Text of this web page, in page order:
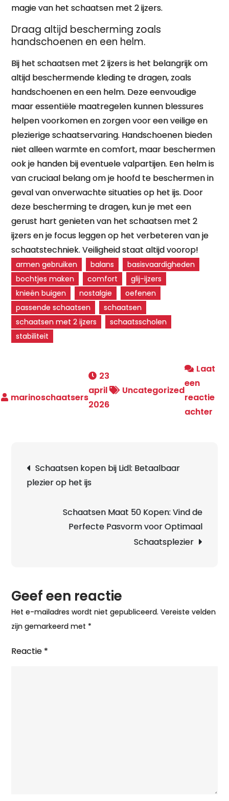
magie van het schaatsen met 2 ijzers.
Draag altijd bescherming zoals
handschoenen en een helm.
Bij het schaatsen met 2 ijzers is het belangrijk om
altijd beschermende kleding te dragen, zoals
handschoenen en een helm. Deze eenvoudige
maar essentiële maatregelen kunnen blessures
helpen voorkomen en zorgen voor een veilige en
plezierige schaatservaring. Handschoenen bieden
niet alleen warmte en comfort, maar beschermen
ook je handen bij eventuele valpartijen. Een helm is
van cruciaal belang om je hoofd te beschermen in
geval van onverwachte situaties op het ijs. Door
deze bescherming te dragen, kun je met een
gerust hart genieten van het schaatsen met 2
ijzers en je focus leggen op het verbeteren van je
schaatstechniek. Veiligheid staat altijd voorop!
armen gebruiken balans
basisvaardigheden
bochtjes maken
comfort
glij-ijzers
knieën buigen
nostalgie
oefenen
passende schaatsen
schaatsen
schaatsen met 2 ijzers
schaatsscholen
stabiliteit
23
april
2026
Uncategorized
Laat
een
reactie
achter
IJs
Schaatsen kopen bij Lidl: Betaalbaar
plezier op het ijs
Schaatsen Maat 50 Kopen: Vind de
Perfecte Pasvorm voor Optimaal
Schaatsplezier
Geef een reactie
Het e-mailadres wordt niet gepubliceerd. Vereiste velden
zijn gemarkeerd met *
Reactie *